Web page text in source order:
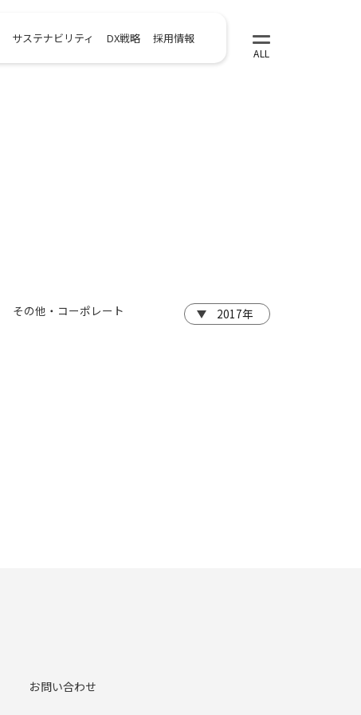
サステナビリティ DX戦略 採用情報
その他・コーポレート
お問い合わせ